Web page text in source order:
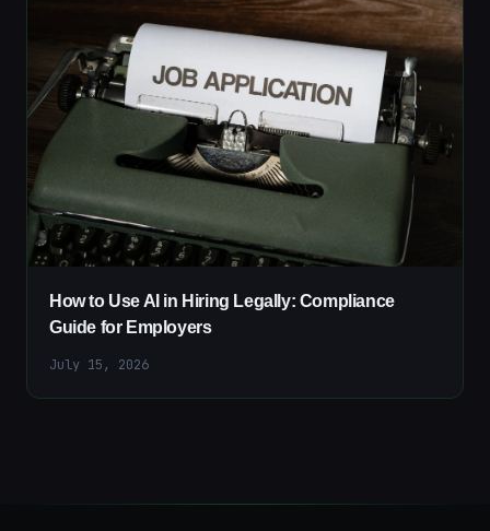
How to Use AI in Hiring Legally: Compliance
Guide for Employers
July 15, 2026